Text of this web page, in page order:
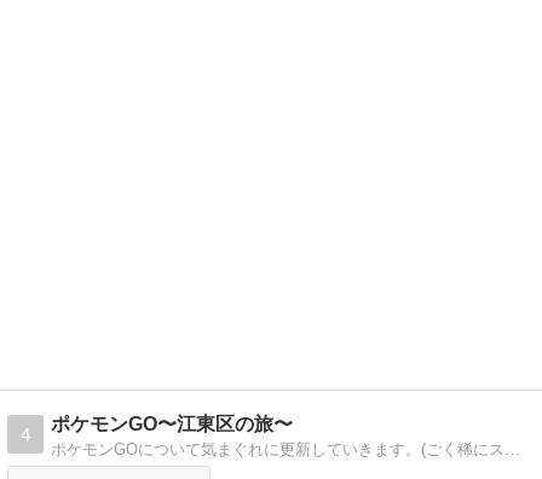
4
ポケモンGO〜江東区の旅〜